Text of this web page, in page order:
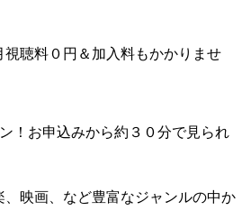
視聴料０円＆加入料もかかりませ
！お申込みから約３０分で見られ
映画、など豊富なジャンルの中か